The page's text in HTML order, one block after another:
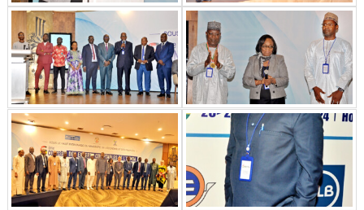
Abonnez-vous à notre
newsletter
Inscrivez-vous pour recevoir directement dans
votre boîte de réception les dernières actualités,
mises à jour.